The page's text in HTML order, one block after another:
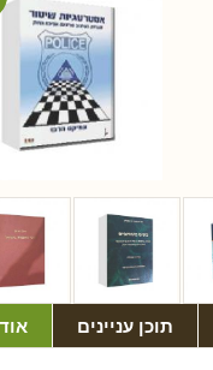
תוכן עניינים